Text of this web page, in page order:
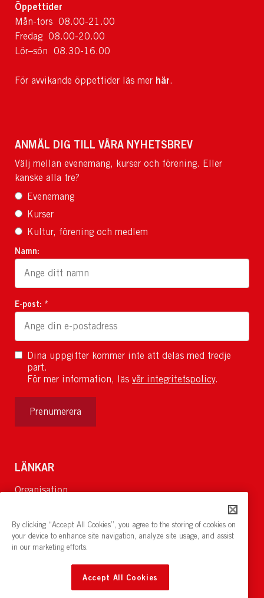
Öppettider
Mån-tors 08.00-21.00
Fredag 08.00-20.00
Lör–sön 08.30-16.00
För avvikande öppettider läs mer här.
ANMÄL DIG TILL VÅRA NYHETSBREV
Välj mellan evenemang, kurser och förening. Eller
kanske alla tre?
Evenemang
Kurser
Kultur, förening och medlem
Namn:
E-post: *
Dina uppgifter kommer inte att delas med tredje
part.
För mer information, läs vår integritetspolicy.
Prenumerera
LÄNKAR
Organisation
Lediga jobb
Nyheter och pressrum
Restaurang och konferens: cirkelnstockholm.se
By clicking “Accept All Cookies”, you agree to the storing of cookies on
your device to enhance site navigation, analyze site usage, and assist
in our marketing efforts.
Accept All Cookies